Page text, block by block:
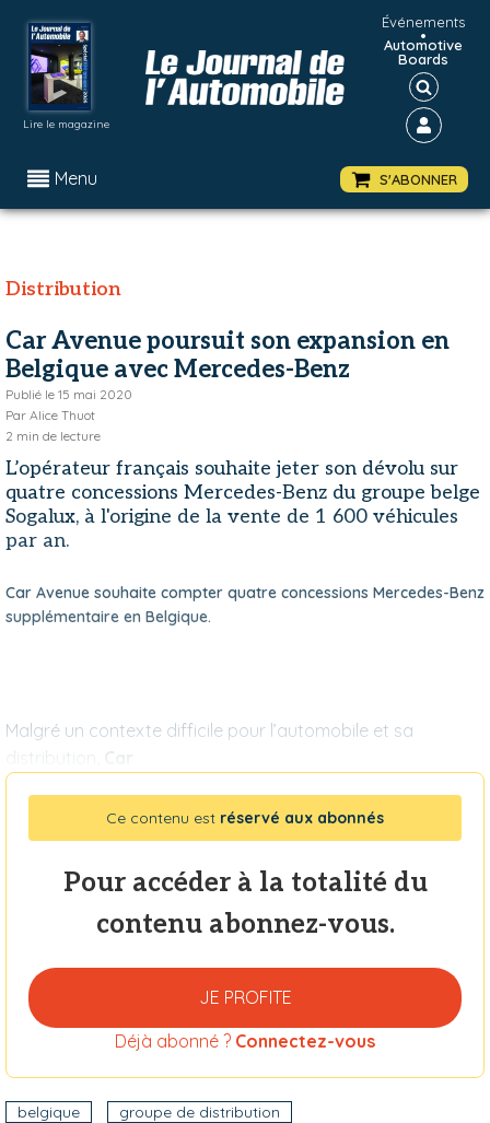
Lire le magazine
Événements
•
Automotive
Boards
Menu S'ABONNER
Distribution
Car Avenue poursuit son expansion en
Belgique avec Mercedes-Benz
Publié le 15 mai 2020
Par Alice Thuot
2 min de lecture
L’opérateur français souhaite jeter son dévolu sur
quatre concessions Mercedes-Benz du groupe belge
Sogalux, à l'origine de la vente de 1 600 véhicules
par an.
Car Avenue souhaite compter quatre concessions Mercedes-Benz
supplémentaire en Belgique.
Malgré un contexte difficile pour l’automobile et sa
Car
Ce contenu est réservé aux abonnés
Pour accéder à la totalité du
contenu abonnez-vous.
JE PROFITE
Déjà abonné ? Connectez-vous
belgique groupe de distribution